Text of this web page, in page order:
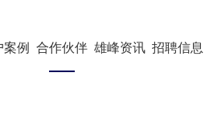
案例 合作伙伴 雄峰资讯 招聘信息